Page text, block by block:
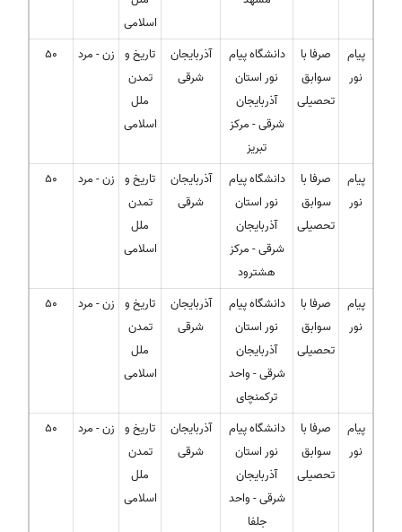
اسلامی
پیام
نور
صرفا با
سوابق
تحصیلی
دانشگاه پیام
نور استان
آذربایجان
شرقی - مرکز
تبریز
آذربایجان
شرقی
تاریخ و
تمدن
ملل
اسلامی
زن - مرد 50
پیام
نور
صرفا با
سوابق
تحصیلی
دانشگاه پیام
نور استان
آذربایجان
شرقی - مرکز
هشترود
آذربایجان
شرقی
تاریخ و
تمدن
ملل
اسلامی
زن - مرد 50
پیام
نور
صرفا با
سوابق
تحصیلی
دانشگاه پیام
نور استان
آذربایجان
شرقی - واحد
ترکمنچای
آذربایجان
شرقی
تاریخ و
تمدن
ملل
اسلامی
زن - مرد 50
پیام
نور
صرفا با
سوابق
تحصیلی
دانشگاه پیام
نور استان
آذربایجان
شرقی - واحد
جلفا
آذربایجان
شرقی
تاریخ و
تمدن
ملل
اسلامی
زن - مرد 50